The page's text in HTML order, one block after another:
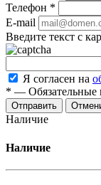
Телефон *
E-mail
Введите текст с
Я согласен на
* — Обязательные
Наличие
Наличие